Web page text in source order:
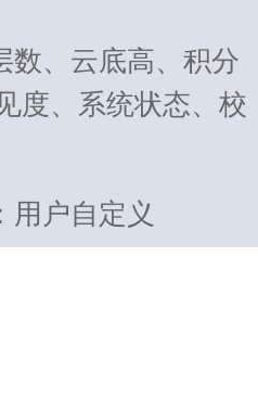
数、云底高、积分
度、系统状态、校
用户自定义